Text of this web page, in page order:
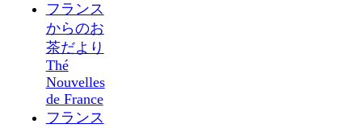
フランス
からのお
茶だより
Thé
Nouvelles
de France
フランス